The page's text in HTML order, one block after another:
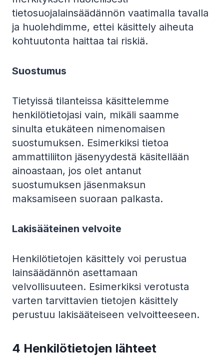
tietosuojalainsäädännön vaatimalla tavalla
ja huolehdimme, ettei käsittely aiheuta
kohtuutonta haittaa tai riskiä.
Suostumus
Tietyissä tilanteissa käsittelemme
henkilötietojasi vain, mikäli saamme
sinulta etukäteen nimenomaisen
suostumuksen. Esimerkiksi tietoa
ammattiliiton jäsenyydestä käsitellään
ainoastaan, jos olet antanut
suostumuksen jäsenmaksun
maksamiseen suoraan palkasta.
Lakisääteinen velvoite
Henkilötietojen käsittely voi perustua
lainsäädännön asettamaan
velvollisuuteen. Esimerkiksi verotusta
varten tarvittavien tietojen käsittely
perustuu lakisääteiseen velvoitteeseen.
4 Henkilötietojen lähteet